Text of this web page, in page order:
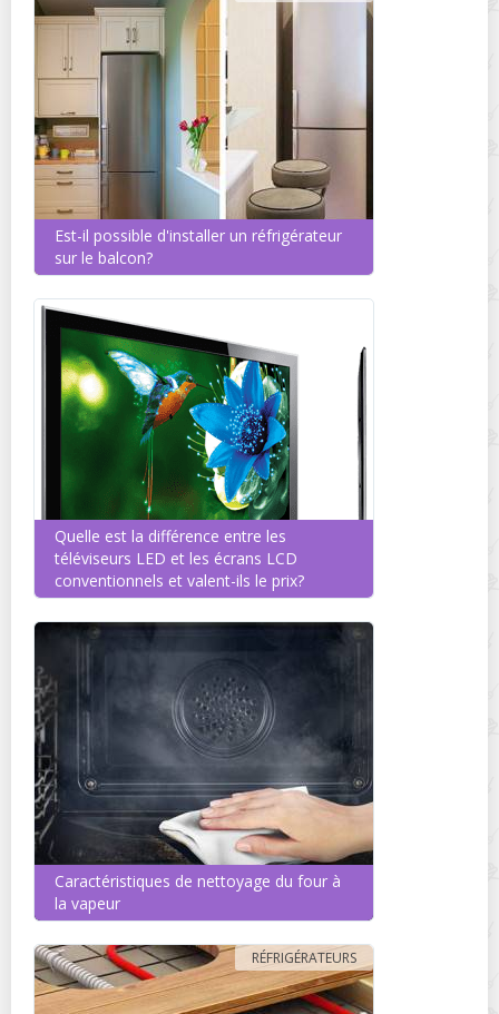
Est-il possible d'installer un réfrigérateur
sur le balcon?
Quelle est la différence entre les
téléviseurs LED et les écrans LCD
conventionnels et valent-ils le prix?
Caractéristiques de nettoyage du four à
la vapeur
RÉFRIGÉRATEURS